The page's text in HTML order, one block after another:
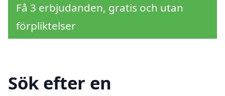
Få 3 erbjudanden, gratis och utan
förpliktelser
Sök efter en